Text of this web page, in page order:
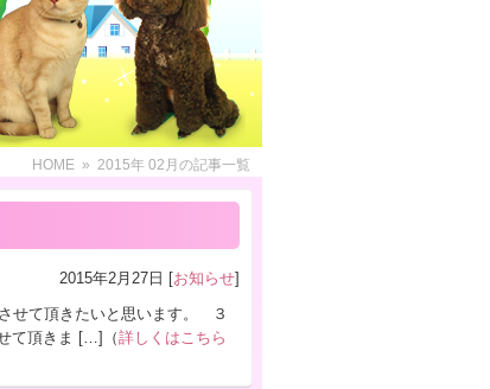
HOME » 2015年 02月の記事一覧
2015年2月27日 [お知らせ]
せて頂きたいと思います。 ３
て頂きま […]（詳しくはこちら